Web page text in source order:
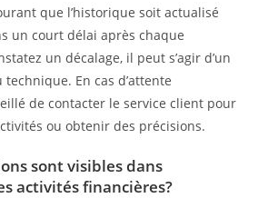
que l’historique soit actualisé
un court délai après chaque
un décalage, il peut s’agir d’un
En cas d’attente
de contacter le service client pour
ou obtenir des précisions.
sont visibles dans
activités financières?